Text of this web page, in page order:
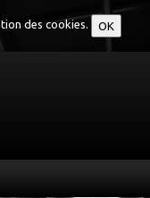
des cookies. OK